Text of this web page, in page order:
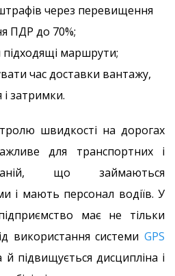
через перевищення
ПДР до 70%;
маршрути;
час доставки вантажу,
затримки.
швидкості на дорогах
для транспортних і
що займаються
і мають персонал водіїв. У
має не тільки
використання системи GPS
й підвищується дисципліна і